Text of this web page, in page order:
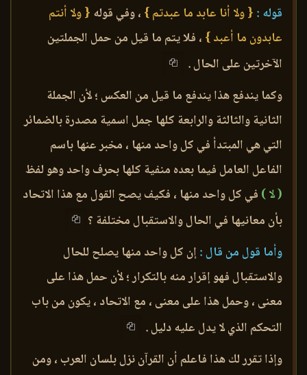
قوله : { ولا أنا عابد ما عبدتم } ، وفي قوله { ولا أنتم
عابدون ما أعبد } ، فلا يتم ما قيل من حمل الجملتين
الآخرتين على الحال .
وكما يندفع هذا يندفع ما قيل من العكس ؛ لأن الجملة
الثانية والثالثة والرابعة كلها جمل اسمية مصدرة بالضمائر
التي هي المبتدأ في كل واحد منها ، مخبر عنها باسم
الفاعل العامل فيما بعده منفية كلها بحرف واحد وهو لفظ
( لا ) في كل واحد منها ، فكيف يصح القول مع هذا الاتحاد
بأن معانيها في الحال والاستقبال مختلفة ؟
وأما قول من قال :إن كل واحد منها يصلح للحال
والاستقبال فهو إقرار منه بالتكرار ؛ لأن حمل هذا على
معنى ، وحمل هذا على معنى ، مع الاتحاد ، يكون من باب
التحكم الذي لا يدل عليه دليل .
وإذا تقرر لك هذا فاعلم أن القرآن نزل بلسان العرب ، ومن